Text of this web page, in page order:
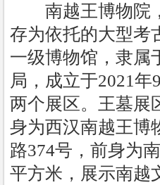
南越王博物院
存为依托的大型考
一级博物馆，隶属
局，成立于2021
两个展区。王墓展
身为西汉南越王博
路374号，前身为
平方米，展示南越